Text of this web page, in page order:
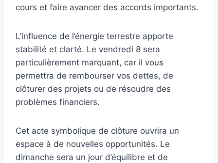
cours et faire avancer des accords importants.
L’influence de l’énergie terrestre apporte
stabilité et clarté. Le vendredi 8 sera
particulièrement marquant, car il vous
permettra de rembourser vos dettes, de
clôturer des projets ou de résoudre des
problèmes financiers.
Cet acte symbolique de clôture ouvrira un
espace à de nouvelles opportunités. Le
dimanche sera un jour d’équilibre et de